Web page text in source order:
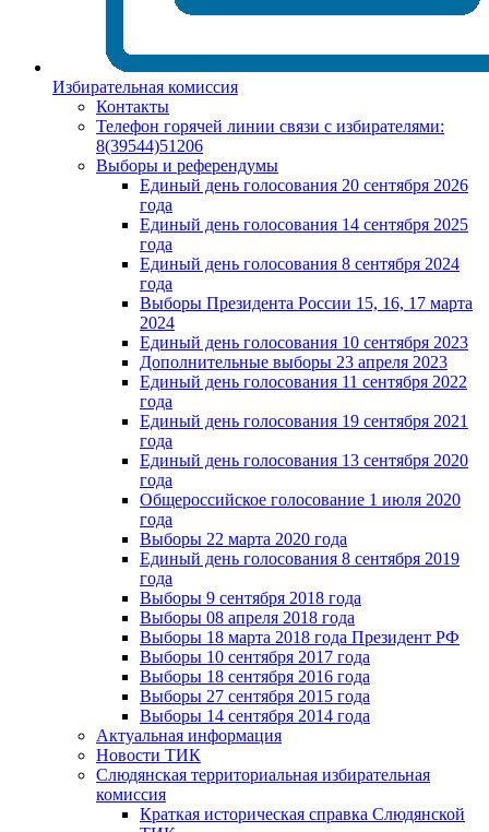
Избирательная комиссия
Контакты
Телефон горячей линии связи с избирателями:
8(39544)51206
Выборы и референдумы
Единый день голосования 20 сентября 2026
года
Единый день голосования 14 сентября 2025
года
Единый день голосования 8 сентября 2024
года
Выборы Президента России 15, 16, 17 марта
2024
Единый день голосования 10 сентября 2023
Дополнительные выборы 23 апреля 2023
Единый день голосования 11 сентября 2022
года
Единый день голосования 19 сентября 2021
года
Единый день голосования 13 сентября 2020
года
Общероссийское голосование 1 июля 2020
года
Выборы 22 марта 2020 года
Единый день голосования 8 сентября 2019
года
Выборы 9 сентября 2018 года
Выборы 08 апреля 2018 года
Выборы 18 марта 2018 года Президент РФ
Выборы 10 сентября 2017 года
Выборы 18 сентября 2016 года
Выборы 27 сентября 2015 года
Выборы 14 сентября 2014 года
Актуальная информация
Новости ТИК
Слюдянская территориальная избирательная
комиссия
Краткая историческая справка Слюдянской